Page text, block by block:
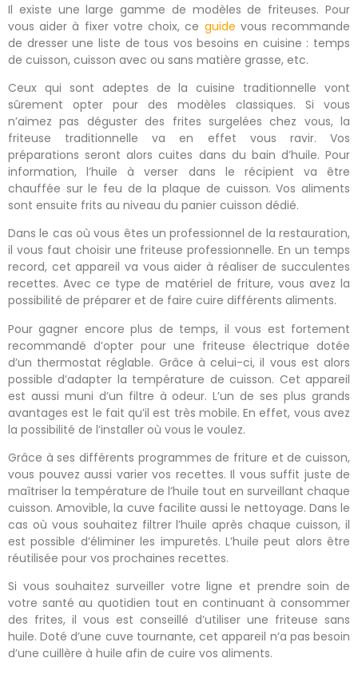
Il existe une large gamme de modèles de friteuses. Pour
vous aider à fixer votre choix, ce guide vous recommande
de dresser une liste de tous vos besoins en cuisine : temps
de cuisson, cuisson avec ou sans matière grasse, etc.
Ceux qui sont adeptes de la cuisine traditionnelle vont
sûrement opter pour des modèles classiques. Si vous
n’aimez pas déguster des frites surgelées chez vous, la
friteuse traditionnelle va en effet vous ravir. Vos
préparations seront alors cuites dans du bain d’huile. Pour
information, l’huile à verser dans le récipient va être
chauffée sur le feu de la plaque de cuisson. Vos aliments
sont ensuite frits au niveau du panier cuisson dédié.
Dans le cas où vous êtes un professionnel de la restauration,
il vous faut choisir une friteuse professionnelle. En un temps
record, cet appareil va vous aider à réaliser de succulentes
recettes. Avec ce type de matériel de friture, vous avez la
possibilité de préparer et de faire cuire différents aliments.
Pour gagner encore plus de temps, il vous est fortement
recommandé d’opter pour une friteuse électrique dotée
d’un thermostat réglable. Grâce à celui-ci, il vous est alors
possible d’adapter la température de cuisson. Cet appareil
est aussi muni d’un filtre à odeur. L’un de ses plus grands
avantages est le fait qu’il est très mobile. En effet, vous avez
la possibilité de l’installer où vous le voulez.
Grâce à ses différents programmes de friture et de cuisson,
vous pouvez aussi varier vos recettes. Il vous suffit juste de
maîtriser la température de l’huile tout en surveillant chaque
cuisson. Amovible, la cuve facilite aussi le nettoyage. Dans le
cas où vous souhaitez filtrer l’huile après chaque cuisson, il
est possible d’éliminer les impuretés. L’huile peut alors être
réutilisée pour vos prochaines recettes.
Si vous souhaitez surveiller votre ligne et prendre soin de
votre santé au quotidien tout en continuant à consommer
des frites, il vous est conseillé d’utiliser une friteuse sans
huile. Doté d’une cuve tournante, cet appareil n’a pas besoin
d’une cuillère à huile afin de cuire vos aliments.